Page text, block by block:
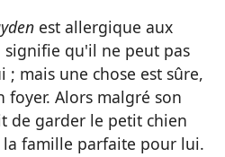
est allergique aux
signifie qu'il ne peut pas
; mais une chose est sûre,
Alors malgré son
de garder le petit chien
famille parfaite pour lui.